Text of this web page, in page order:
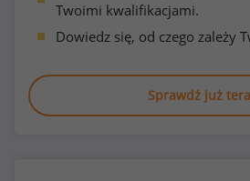
Twoimi kwalifikacjami.
Dowiedz się, od czego zależy
Sprawdź już